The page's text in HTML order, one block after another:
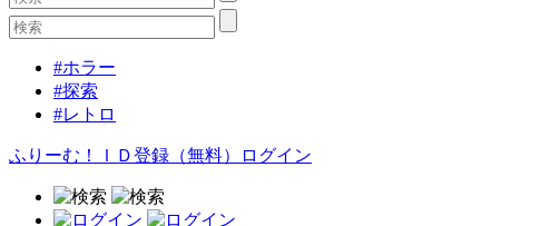
#ホラー
#探索
#レトロ
ふりーむ！ＩＤ登録（無料） ログイン